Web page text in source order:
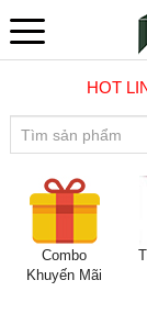
HOT
Combo
Khuyến Mãi